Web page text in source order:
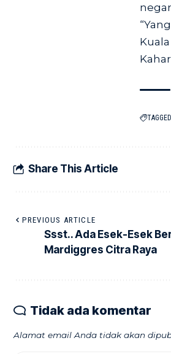
Share This Article
PREVIOUS ARTICLE
Ssst.. Ada Esek-Esek
Mardiggres Citra Raya
Tidak ada komentar
Alamat email Anda tidak akan